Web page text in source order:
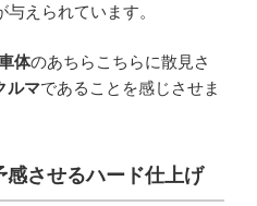
与えられています。
体のあちらこちらに散見さ
ルマであることを感じさせま
感させるハード仕上げ